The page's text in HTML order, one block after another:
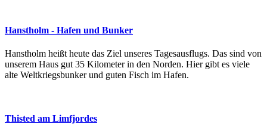
Hanstholm - Hafen und Bunker
Hanstholm heißt heute das Ziel unseres Tagesausflugs. Das sind von
unserem Haus gut 35 Kilometer in den Norden. Hier gibt es viele
alte Weltkriegsbunker und guten Fisch im Hafen.
Thisted am Limfjordes